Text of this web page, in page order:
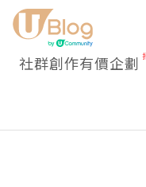
社群創作有價企劃